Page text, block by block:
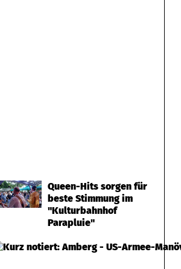
Queen-Hits sorgen für
beste Stimmung im
"Kulturbahnhof
Parapluie"